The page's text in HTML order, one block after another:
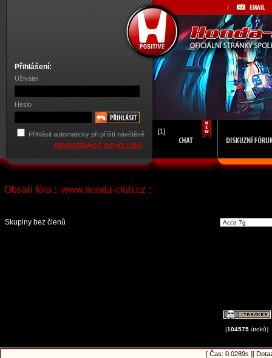
Přihlášení:
Uživatel
Heslo
Přihlásit automaticky při příští návštěvě
REGISTRACE DO KLUBU
[1]
Obsah fóra :: www.honda-club.cz ::
Skupiny bez členů
(104575 útoků)
[ Čas: 0.0289s ][